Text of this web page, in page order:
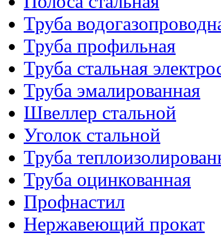
Труба
Труба профильная
Труба стальная
Труба эмалированная
Швеллер стальной
Уголок стальной
Труба
Труба оцинкованная
Профнастил
Нержавеющий прокат